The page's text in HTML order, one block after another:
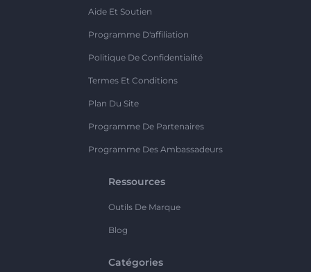
Aide Et Soutien
Programme D'affiliation
Politique De Confidentialité
Termes Et Conditions
Plan Du Site
Programme De Partenaires
Programme Des Ambassadeurs
Ressources
Outils De Marque
Blog
Catégories